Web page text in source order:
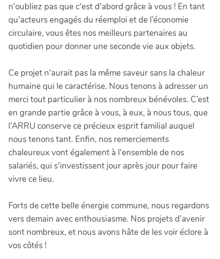
n'oubliez pas que c'est d'abord grâce à vous ! En tant
qu'acteurs engagés du réemploi et de l’économie
circulaire, vous êtes nos meilleurs partenaires au
quotidien pour donner une seconde vie aux objets.
Ce projet n'aurait pas la même saveur sans la chaleur
humaine qui le caractérise. Nous tenons à adresser un
merci tout particulier à nos nombreux bénévoles. C’est
en grande partie grâce à vous, à eux, à nous tous, que
l’ARRU conserve ce précieux esprit familial auquel
nous tenons tant. Enfin, nos remerciements
chaleureux vont également à l'ensemble de nos
salariés, qui s'investissent jour après jour pour faire
vivre ce lieu.
Forts de cette belle énergie commune, nous regardons
vers demain avec enthousiasme. Nos projets d’avenir
sont nombreux, et nous avons hâte de les voir éclore à
vos côtés !